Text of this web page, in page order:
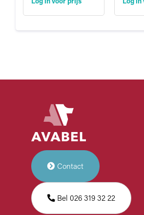
Log in voor prijs Log
Contact
Bel 026 319 32 22